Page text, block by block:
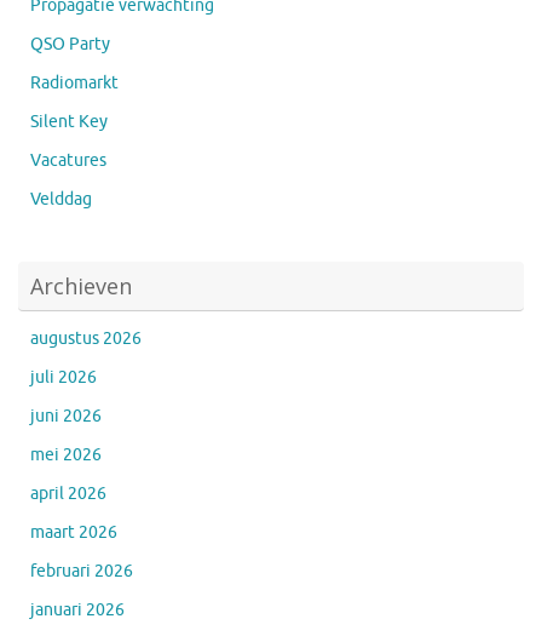
Propagatie verwachting
QSO Party
Radiomarkt
Silent Key
Vacatures
Velddag
Archieven
augustus 2026
juli 2026
juni 2026
mei 2026
april 2026
maart 2026
februari 2026
januari 2026